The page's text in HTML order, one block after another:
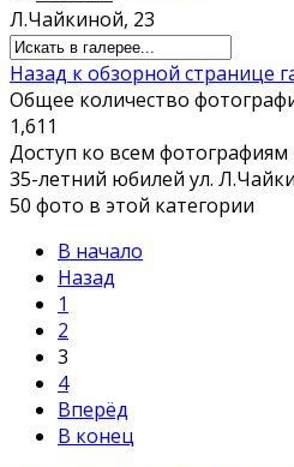
Л.Чайкиной, 23
Назад к обзорной странице
Общее количество
1,611
Доступ ко всем фотографиям
35-летний юбилей ул.
50 фото в этой категории
В начало
Назад
1
2
3
4
Вперёд
В конец